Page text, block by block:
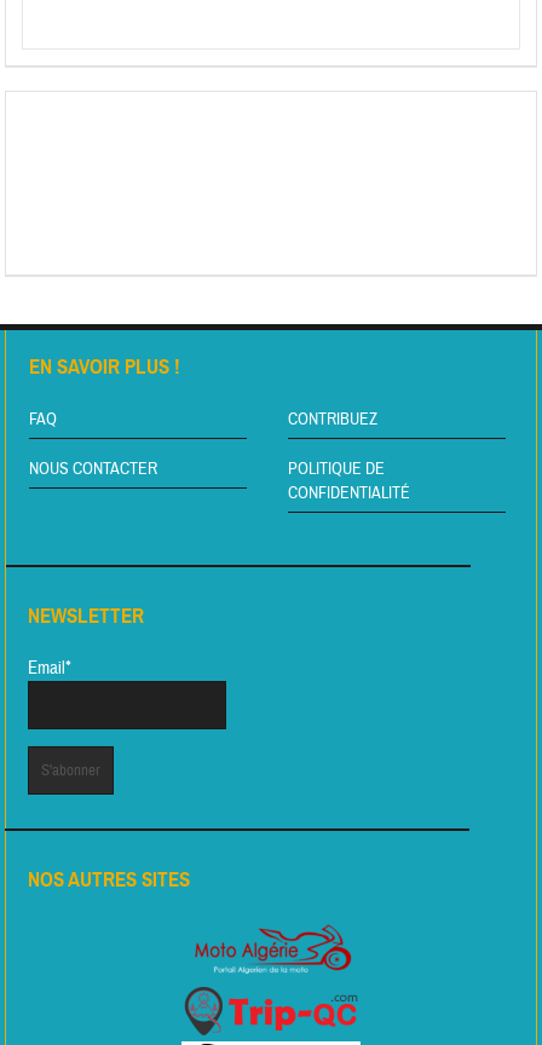
EN SAVOIR PLUS !
FAQ CONTRIBUEZ
NOUS CONTACTER
POLITIQUE DE
CONFIDENTIALITÉ
NEWSLETTER
Email*
NOS AUTRES SITES